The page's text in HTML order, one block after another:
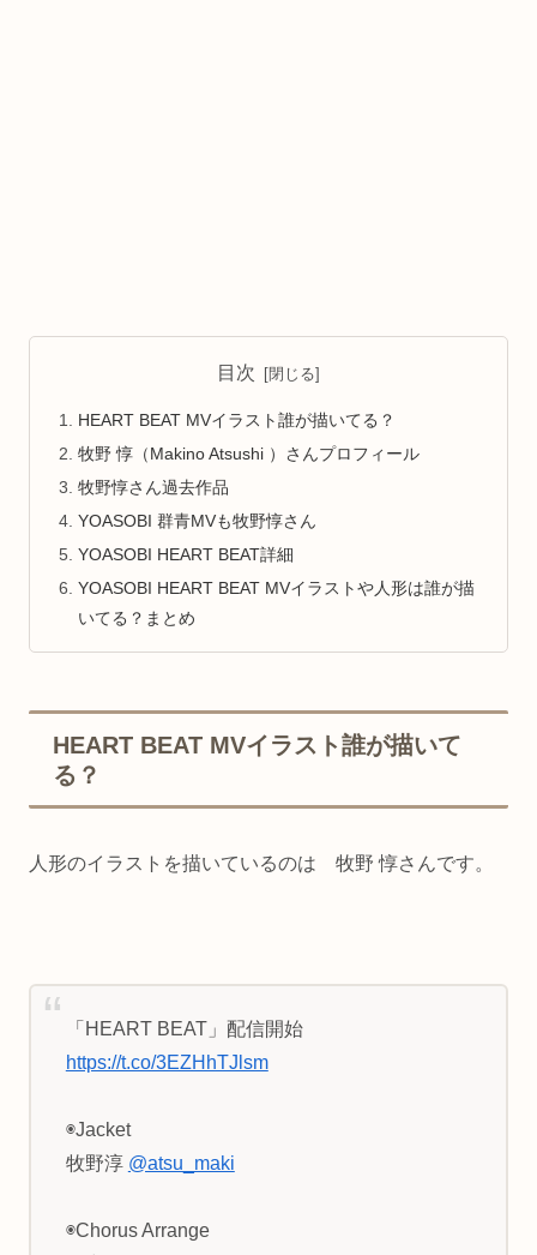
目次
HEART BEAT MVイラスト誰が描いてる？
牧野 惇（Makino Atsushi ）さんプロフィール
牧野惇さん過去作品
YOASOBI 群青MVも牧野惇さん
YOASOBI HEART BEAT詳細
YOASOBI HEART BEAT MVイラストや人形は誰が描
いてる？まとめ
HEART BEAT MVイラスト誰が描いて
る？
人形のイラストを描いているのは 牧野 惇さんです。
「HEART BEAT」配信開始
https://t.co/3EZHhTJlsm
◉Jacket
牧野淳 @atsu_maki
◉Chorus Arrange